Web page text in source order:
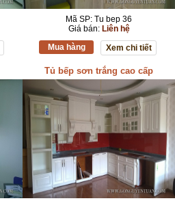
Mã SP: Tu bep 36
Giá bán: Liên hệ
Mua hàng
Xem chi tiết
Tủ bếp sơn trắng cao cấp